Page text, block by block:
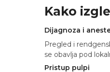
Kako
Dijagnoza i
Pregled i
se obavlja pod
Pristup pulpi